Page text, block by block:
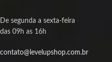
De segunda a sexta-feira
das 09h as 16h
contato@levelupshop.com.br